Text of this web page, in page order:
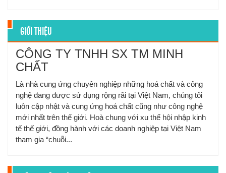
GIỚI THIỆU
CÔNG TY TNHH SX TM MINH
CHẤT
Là nhà cung ứng chuyên nghiệp những hoá chất và công
nghệ đang được sử dụng rộng rãi tại Việt Nam, chúng tôi
luôn cập nhật và cung ứng hoá chất cũng như công nghệ
mới nhất trên thế giới. Hoà chung với xu thế hội nhập kinh
tế thế giới, đồng hành với các doanh nghiệp tại Việt Nam
tham gia “chuỗi...